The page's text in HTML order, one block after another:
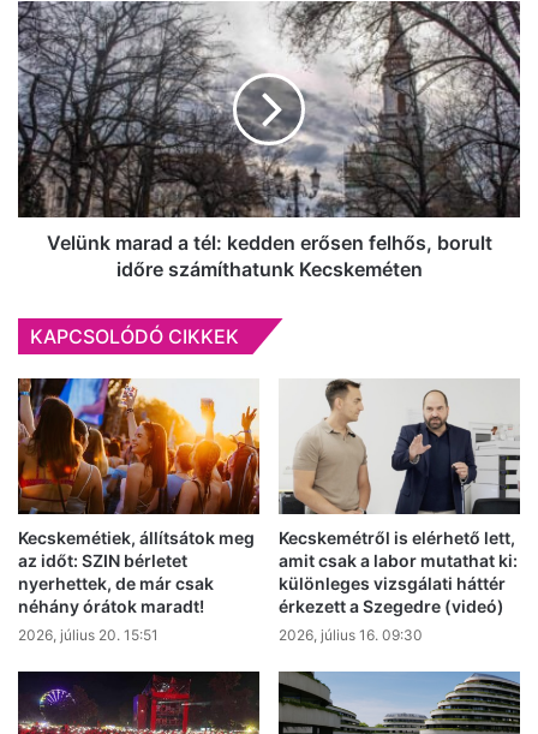
Velünk
marad
a
tél:
kedden
erősen
felhős,
borult
időre
számíthatunk
Velünk marad a tél: kedden erősen felhős, borult
időre számíthatunk Kecskeméten
KAPCSOLÓDÓ CIKKEK
Kecskemétiek, állítsátok meg
az időt: SZIN bérletet
nyerhettek, de már csak
néhány órátok maradt!
2026, július 20. 15:51
Kecskemétről is elérhető lett,
amit csak a labor mutathat ki:
különleges vizsgálati háttér
érkezett a Szegedre (videó)
2026, július 16. 09:30